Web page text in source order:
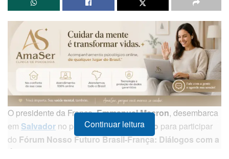
O presidente da França,Emmanuel Macron, desembarca
em Salvador no próximo5 de novembro para participar
do Fórum Nosso Futuro Brasil-França: Diálogos com a
África
Continuar leitura